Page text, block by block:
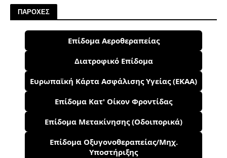
ΠΑΡΟΧΕΣ
Επίδομα Αεροθεραπείας
Διατροφικό Επίδομα
Ευρωπαϊκή Κάρτα Ασφάλισης Υγείας (ΕΚΑΑ)
Επίδομα Κατ' Οίκον Φροντίδας
Επίδομα Μετακίνησης (Οδοιπορικά)
Επίδομα Οξυγονοθεραπείας/Μηχ.
Υποστήριξης